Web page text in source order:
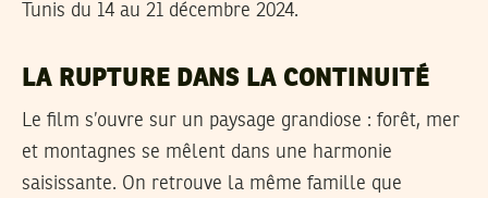
Tunis du 14 au 21 décembre 2024.
LA RUPTURE DANS LA CONTINUITÉ
Le film s’ouvre sur un paysage grandiose : forêt, mer
et montagnes se mêlent dans une harmonie
saisissante. On retrouve la même famille que